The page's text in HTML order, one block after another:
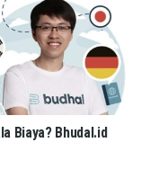
Biaya? Bhudal.id